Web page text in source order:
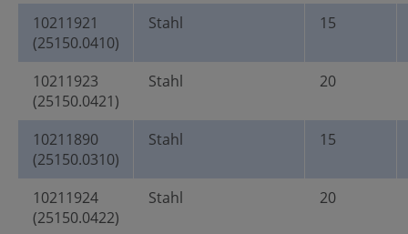
10211921
(25150.0410)
Stahl 15
10211923
(25150.0421)
Stahl 20
10211890
(25150.0310)
Stahl 15
10211924
(25150.0422)
Stahl 20